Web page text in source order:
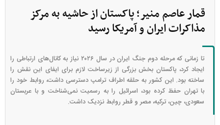
قمار عاصم منیر؛ پاکستان از حاشیه به مرکز
مذاکرات ایران و آمریکا رسید
تا زمانی که مرحله دوم جنگ ایران در سال ۲۰۲۶ نیاز به کانال‌های ارتباطی را
ایجاد کرد، پاکستان بخش بزرگی از زیرساخت لازم برای ایفای این نقش را
ساخته بود. این کشور به حلقه اطراف ترامپ دسترسی داشت، روابط خود را
با تهران حفظ کرده بود، اسرائیل را به رسمیت نمی‌شناخت و با عربستان
سعودی، چین، ترکیه، مصر و قطر روابط نزدیک داشت.